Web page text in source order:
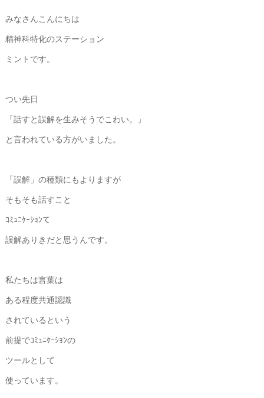
みなさんこんにちは
精神科特化のステーション
ミントです。
つい先日
「話すと誤解を生みそうでこわい。」
と言われている方がいました。
「誤解」の種類にもよりますが
そもそも話すこと
ｺﾐｭﾆｹｰｼｮﾝて
誤解ありきだと思うんです。
私たちは言葉は
ある程度共通認識
されているという
前提でｺﾐｭﾆｹｰｼｮﾝの
ツールとして
使っています。